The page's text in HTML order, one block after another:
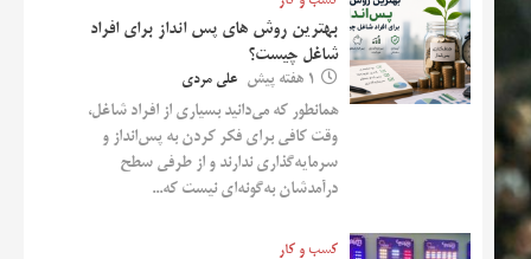
بهترین روش‌ های پس‌ انداز برای افراد
شاغل چیست؟
1 هفته پیش علی مردی
همانطور که می‌دانید بسیاری از افراد شاغل،
وقت کافی برای فکر کردن به پس‌انداز و
سرمایه‌گذاری ندارند و از طرفی سطح
درآمدشان به‌گونه‌ای نیست که...
کسب و کار